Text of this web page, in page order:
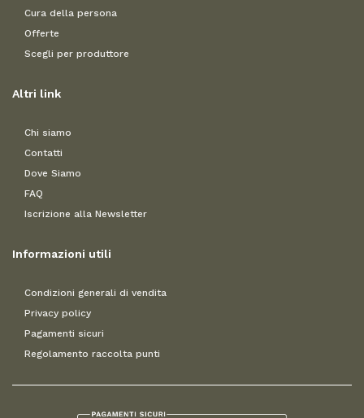
Cura della persona
Offerte
Scegli per produttore
Altri link
Chi siamo
Contatti
Dove Siamo
FAQ
Iscrizione alla Newsletter
Informazioni utili
Condizioni generali di vendita
Privacy policy
Pagamenti sicuri
Regolamento raccolta punti